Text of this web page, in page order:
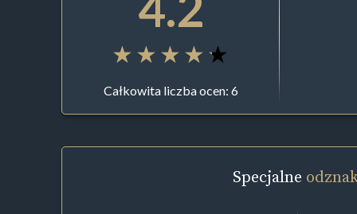
Całkowita liczba ocen: 6
Specjalne